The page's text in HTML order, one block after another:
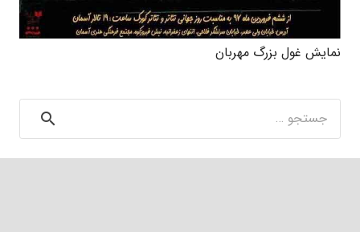
نمایش غول بزرگ مهربان
برای: